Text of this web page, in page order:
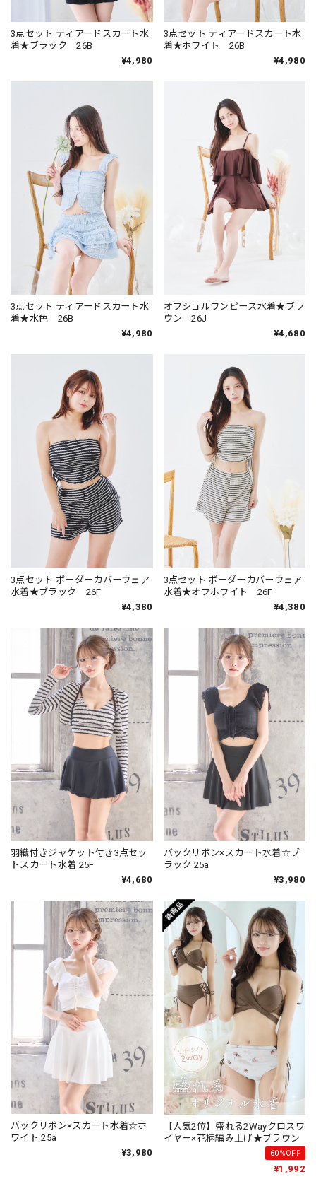
3点セット ティアードスカート水
着★ブラック 26B
¥4,980
3点セット ティアードスカート水
着★ホワイト 26B
¥4,980
3点セット ティアードスカート水
着★水色 26B
¥4,980
オフショルワンピース水着★ブラ
ウン 26J
¥4,680
3点セット ボーダーカバーウェア
水着★ブラック 26F
¥4,380
3点セット ボーダーカバーウェア
水着★オフホワイト 26F
¥4,380
羽織付きジャケット付き3点セッ
トスカート水着 25F
¥4,680
バックリボン×スカート水着☆ブ
ラック 25a
¥3,980
バックリボン×スカート水着☆ホ
ワイト 25a
¥3,980
【人気2位】盛れる2Wayクロスワ
イヤー×花柄編み上げ★ブラウン
60%OFF
¥1,992